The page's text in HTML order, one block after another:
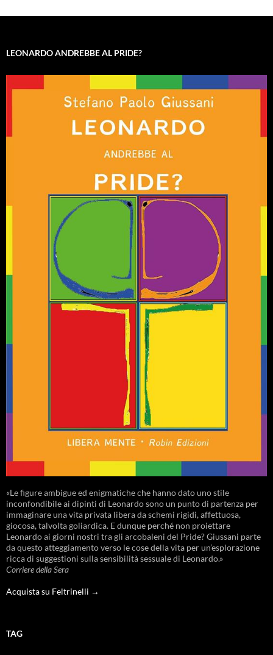
LEONARDO ANDREBBE AL PRIDE?
«Le figure ambigue ed enigmatiche che hanno dato uno stile
inconfondibile ai dipinti di Leonardo sono un punto di partenza per
immaginare una vita privata libera da schemi rigidi, affettuosa,
giocosa, talvolta goliardica. E dunque perché non proiettare
Leonardo ai giorni nostri tra gli arcobaleni del Pride? Giussani parte
da questo atteggiamento verso le cose della vita per un’esplorazione
ricca di suggestioni sulla sensibilità sessuale di Leonardo.»
Corriere della Sera
Acquista su Feltrinelli →
TAG